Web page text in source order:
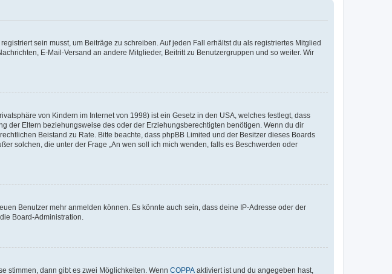
sein musst, um Beiträge zu schreiben. Auf jeden Fall erhältst du als registriertes Mitglied
E-Mail-Versand an andere Mitglieder, Beitritt zu Benutzergruppen und so weiter. Wir
von Kindern im Internet von 1998) ist ein Gesetz in den USA, welches festlegt, dass
der Eltern beziehungsweise des oder der Erziehungsberechtigten benötigen. Wenn du dir
Beistand zu Rate. Bitte beachte, dass phpBB Limited und der Besitzer dieses Boards
solchen, die unter der Frage „An wen soll ich mich wenden, falls es Beschwerden oder
Benutzer mehr anmelden können. Es könnte auch sein, dass deine IP-Adresse oder der
Board-Administration.
stimmen, dann gibt es zwei Möglichkeiten. Wenn COPPA aktiviert ist und du angegeben hast,